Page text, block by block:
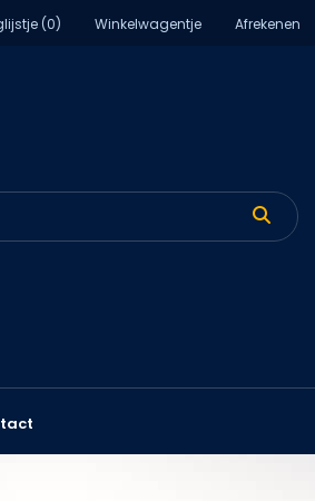
(0) Winkelwagentje Afrekenen